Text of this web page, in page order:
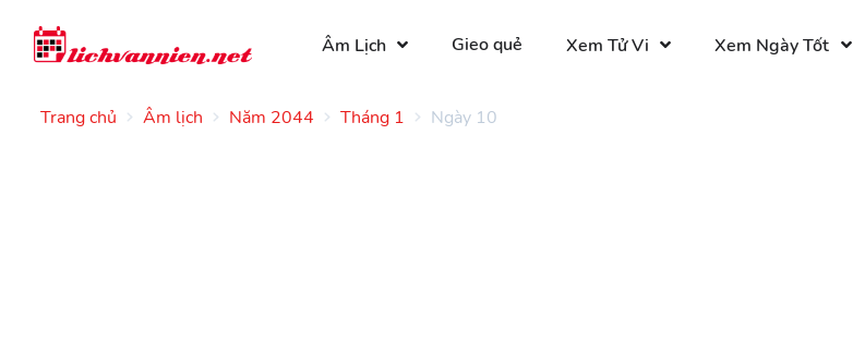
Âm Lịch Gieo quẻ Xem Tử Vi Xem Ngày Tốt
Trang chủ Âm lịch Năm 2044 Tháng 1 Ngày 10